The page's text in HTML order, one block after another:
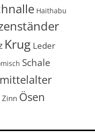
Haithabu
Krug Leder
Schale
Zinn Ösen